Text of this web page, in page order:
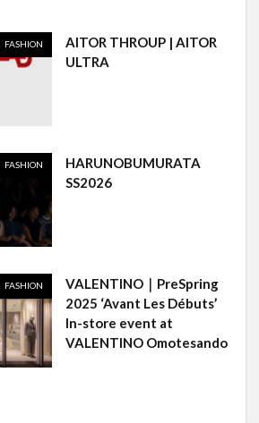
FASHION
AITOR THROUP | AITOR
ULTRA
FASHION
HARUNOBUMURATA
SS2026
FASHION
VALENTINO｜PreSpring
2025 ‘Avant Les Débuts’
In-store event at
VALENTINO Omotesando